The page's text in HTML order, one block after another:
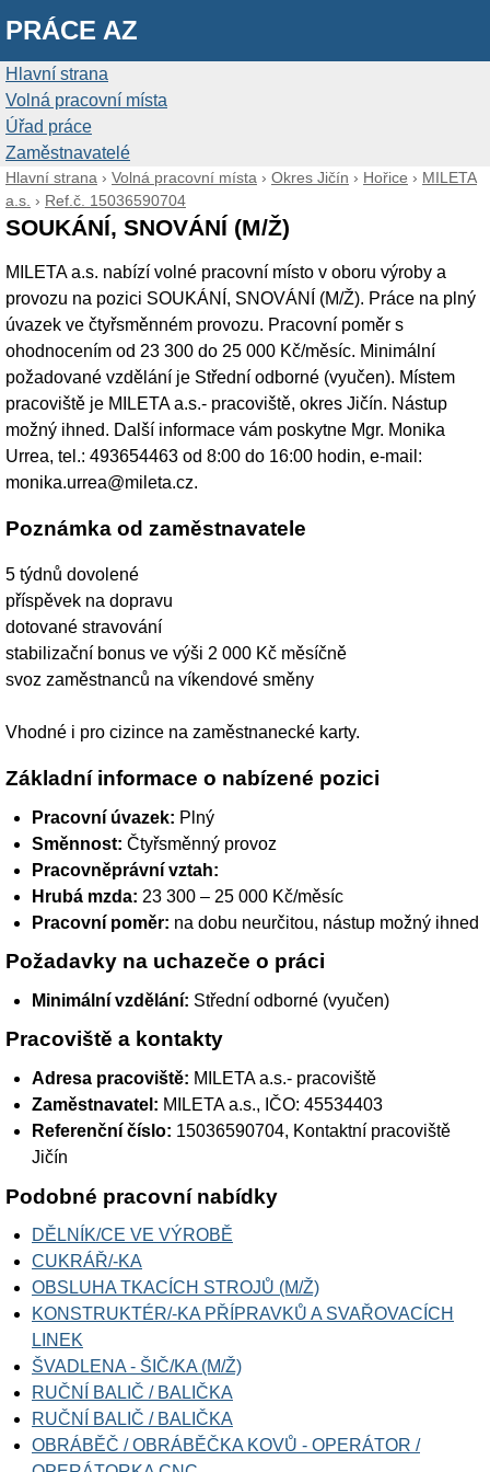
PRÁCE AZ
Hlavní strana
Volná pracovní místa
Úřad práce
Zaměstnavatelé
Hlavní strana › Volná pracovní místa › Okres Jičín › Hořice › MILETA
a.s. › Ref.č. 15036590704
SOUKÁNÍ, SNOVÁNÍ (M/Ž)
MILETA a.s. nabízí volné pracovní místo v oboru výroby a
provozu na pozici SOUKÁNÍ, SNOVÁNÍ (M/Ž). Práce na plný
úvazek ve čtyřsměnném provozu. Pracovní poměr s
ohodnocením od 23 300 do 25 000 Kč/měsíc. Minimální
požadované vzdělání je Střední odborné (vyučen). Místem
pracoviště je MILETA a.s.- pracoviště, okres Jičín. Nástup
možný ihned. Další informace vám poskytne Mgr. Monika
Urrea, tel.: 493654463 od 8:00 do 16:00 hodin, e-mail:
monika.urrea@mileta.cz.
Poznámka od zaměstnavatele
5 týdnů dovolené
příspěvek na dopravu
dotované stravování
stabilizační bonus ve výši 2 000 Kč měsíčně
svoz zaměstnanců na víkendové směny
Vhodné i pro cizince na zaměstnanecké karty.
Základní informace o nabízené pozici
Pracovní úvazek: Plný
Směnnost: Čtyřsměnný provoz
Pracovněprávní vztah:
Hrubá mzda: 23 300 – 25 000 Kč/měsíc
Pracovní poměr: na dobu neurčitou, nástup možný ihned
Požadavky na uchazeče o práci
Minimální vzdělání: Střední odborné (vyučen)
Pracoviště a kontakty
Adresa pracoviště: MILETA a.s.- pracoviště
Zaměstnavatel: MILETA a.s., IČO: 45534403
Referenční číslo: 15036590704, Kontaktní pracoviště
Jičín
Podobné pracovní nabídky
DĚLNÍK/CE VE VÝROBĚ
CUKRÁŘ/-KA
OBSLUHA TKACÍCH STROJŮ (M/Ž)
KONSTRUKTÉR/-KA PŘÍPRAVKŮ A SVAŘOVACÍCH
LINEK
ŠVADLENA - ŠIČ/KA (M/Ž)
RUČNÍ BALIČ / BALIČKA
RUČNÍ BALIČ / BALIČKA
OBRÁBĚČ / OBRÁBĚČKA KOVŮ - OPERÁTOR /